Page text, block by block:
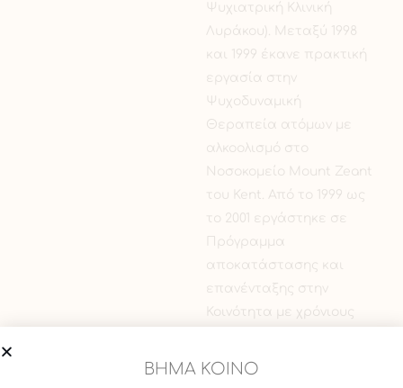
Ψυχιατρική Κλινική
Λυράκου). Μεταξύ 1998
και 1999 έκανε πρακτική
εργασία στην
Ψυχοδυναμική
Θεραπεία ατόμων με
αλκοολισμό στο
Νοσοκομείο Mount Zeant
του Kent. Από το 1999 ως
το 2001 εργάστηκε σε
Πρόγραμμα
αποκατάστασης και
επανένταξης στην
Κοινότητα με χρόνιους
στο Kent. Από το 2003 ως
ΒΗΜΑ ΚΟΙΝΟ